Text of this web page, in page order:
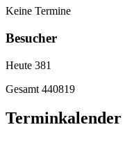
Keine Termine
Besucher
Heute 381
Gesamt 440819
Terminkalender